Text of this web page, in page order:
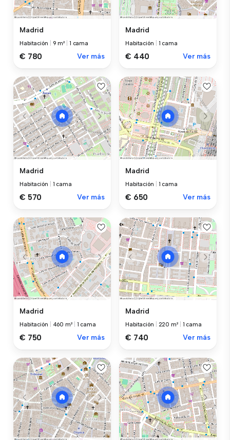
Madrid
Habitación 9 m² 1 cama
€ 780 Ver más
Madrid
Habitación 1 cama
€ 440 Ver más
Madrid
Habitación 1 cama
€ 570 Ver más
Madrid
Habitación 1 cama
€ 650 Ver más
Madrid
Habitación 460 m² 1 cama
€ 750 Ver más
Madrid
Habitación 220 m² 1 cama
€ 740 Ver más